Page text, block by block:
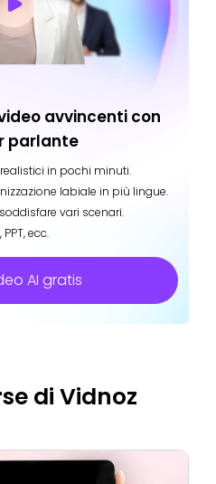
avvincenti con
parlante
in pochi minuti.
labiale in più lingue.
vari scenari.
ecc.
AI gratis
di Vidnoz